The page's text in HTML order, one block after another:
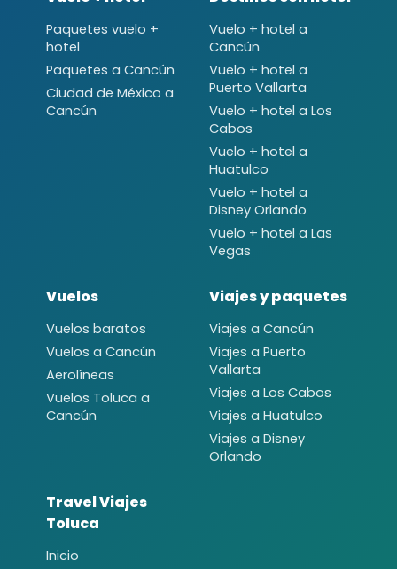
Paquetes vuelo +
hotel
Paquetes a Cancún
Ciudad de México a
Cancún
Vuelo + hotel a
Cancún
Vuelo + hotel a
Puerto Vallarta
Vuelo + hotel a Los
Cabos
Vuelo + hotel a
Huatulco
Vuelo + hotel a
Disney Orlando
Vuelo + hotel a Las
Vegas
Vuelos
Vuelos baratos
Vuelos a Cancún
Aerolíneas
Vuelos Toluca a
Cancún
Viajes y paquetes
Viajes a Cancún
Viajes a Puerto
Vallarta
Viajes a Los Cabos
Viajes a Huatulco
Viajes a Disney
Orlando
Travel Viajes
Toluca
Inicio